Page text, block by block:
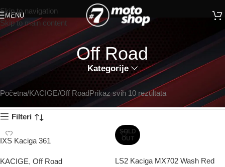
Skip to navigation
Skip to main content
MENU
Off Road
Kategorije
Početna KACIGE Off RoadPrikaz svih 10 rezultata
Filteri
IXS Kaciga 361
KACIGE, Off Road
SOLD
OUT
LS2 Kaciga MX702 Wash Red